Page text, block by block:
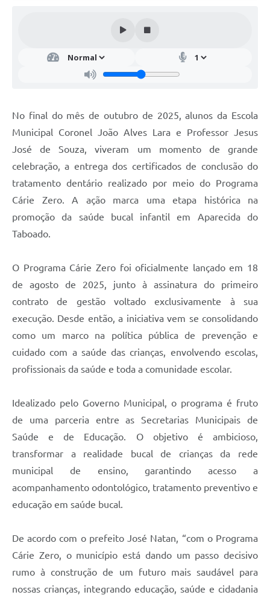
No final do mês de outubro de 2025, alunos da Escola
Municipal Coronel João Alves Lara e Professor Jesus
José de Souza, viveram um momento de grande
celebração, a entrega dos certificados de conclusão do
tratamento dentário realizado por meio do Programa
Cárie Zero. A ação marca uma etapa histórica na
promoção da saúde bucal infantil em Aparecida do
Taboado.
O Programa Cárie Zero foi oficialmente lançado em 18
de agosto de 2025, junto à assinatura do primeiro
contrato de gestão voltado exclusivamente à sua
execução. Desde então, a iniciativa vem se consolidando
como um marco na política pública de prevenção e
cuidado com a saúde das crianças, envolvendo escolas,
profissionais da saúde e toda a comunidade escolar.
Idealizado pelo Governo Municipal, o programa é fruto
de uma parceria entre as Secretarias Municipais de
Saúde e de Educação. O objetivo é ambicioso,
transformar a realidade bucal de crianças da rede
municipal de ensino, garantindo acesso a
acompanhamento odontológico, tratamento preventivo e
educação em saúde bucal.
De acordo com o prefeito José Natan, “com o Programa
Cárie Zero, o município está dando um passo decisivo
rumo à construção de um futuro mais saudável para
nossas crianças, integrando educação, saúde e cidadania